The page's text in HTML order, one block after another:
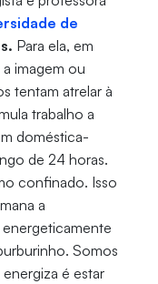
de
Para ela, em
imagem ou
tentam atrelar à
trabalho a
doméstica-
de 24 horas.
confinado. Isso
a
Somos
é estar